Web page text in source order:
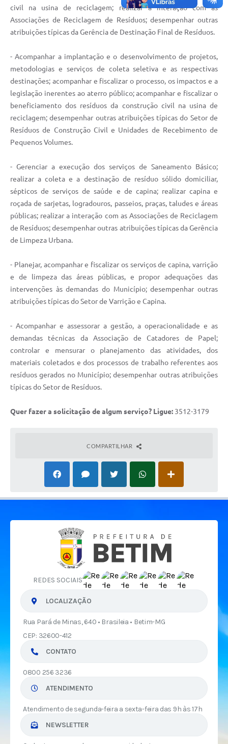
civil na usina de reciclagem; realizar a interação com as
Associações de Reciclagem de Resíduos; desempenhar outras
atribuições típicas da Gerência de Destinação Final de Resíduos.
- Acompanhar a implantação e o desenvolvimento de projetos,
metodologias e serviços de coleta seletiva e as respectivas
destinações; acompanhar e fiscalizar o processo, os impactos e a
legislação inerentes ao aterro público; acompanhar e fiscalizar o
beneficiamento dos resíduos da construção civil na usina de
reciclagem; desempenhar outras atribuições típicas do Setor de
Resíduos de Construção Civil e Unidades de Recebimento de
Pequenos Volumes.
- Gerenciar a execução dos serviços de Saneamento Básico;
realizar a coleta e a destinação de resíduo sólido domiciliar,
sépticos de serviços de saúde e de capina; realizar capina e
roçada de sarjetas, logradouros, passeios, praças, taludes e áreas
públicas; realizar a interação com as Associações de Reciclagem
de Resíduos; desempenhar outras atribuições típicas da Gerência
de Limpeza Urbana.
- Planejar, acompanhar e fiscalizar os serviços de capina, varrição
e de limpeza das áreas públicas, e propor adequações das
intervenções às demandas do Município; desempenhar outras
atribuições típicas do Setor de Varrição e Capina.
- Acompanhar e assessorar a gestão, a operacionalidade e as
demandas técnicas da Associação de Catadores de Papel;
controlar e mensurar o planejamento das atividades, dos
materiais coletados e dos processos de trabalho referentes aos
resíduos gerados no Município; desempenhar outras atribuições
típicas do Setor de Resíduos.
Quer fazer a solicitação de algum serviço? Ligue: 3512-3179
COMPARTILHAR
REDES SOCIAIS
LOCALIZAÇÃO
Rua Pará de Minas, 640 • Brasileia • Betim-MG
CEP: 32600-412
CONTATO
0800 256 3236
ATENDIMENTO
Atendimento de segunda-feira a sexta-feira das 9h às 17h
NEWSLETTER